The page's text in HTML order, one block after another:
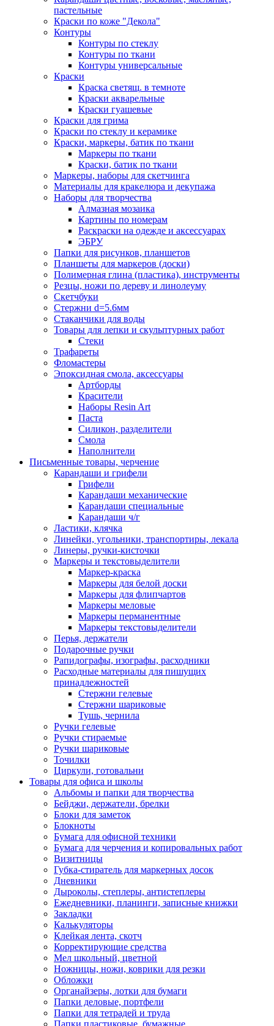
пастельные
Краски по коже "Декола"
Контуры
Контуры по стеклу
Контуры по ткани
Контуры универсальные
Краски
Краска светящ. в темноте
Краски акварельные
Краски гуашевые
Краски для грима
Краски по стеклу и керамике
Краски, маркеры, батик по ткани
Маркеры по ткани
Краски, батик по ткани
Маркеры, наборы для скетчинга
Материалы для кракелюра и декупажа
Наборы для творчества
Алмазная мозаика
Картины по номерам
Раскраски на одежде и аксессуарах
ЭБРУ
Папки для рисунков, планшетов
Планшеты для маркеров (доски)
Полимерная глина (пластика), инструменты
Резцы, ножи по дереву и линолеуму
Скетчбуки
Стержни d=5.6мм
Стаканчики для воды
Товары для лепки и скульптурных работ
Стеки
Трафареты
Фломастеры
Эпоксидная смола, аксессуары
Артборды
Красители
Наборы Resin Art
Паста
Силикон, разделители
Смола
Наполнители
Письменные товары, черчение
Карандаши и грифели
Грифели
Карандаши механические
Карандаши специальные
Карандаши ч/г
Ластики, клячка
Линейки, угольники, транспортиры, лекала
Линеры, ручки-кисточки
Маркеры и текстовыделители
Маркер-краска
Маркеры для белой доски
Маркеры для флипчартов
Маркеры меловые
Маркеры перманентные
Маркеры текстовыделители
Перья, держатели
Подарочные ручки
Рапидографы, изографы, расходники
Расходные материалы для пишущих
принадлежностей
Стержни гелевые
Стержни шариковые
Тушь, чернила
Ручки гелевые
Ручки стираемые
Ручки шариковые
Точилки
Циркули, готовальни
Товары для офиса и школы
Альбомы и папки для творчества
Бейджи, держатели, брелки
Блоки для заметок
Блокноты
Бумага для офисной техники
Бумага для черчения и копировальных работ
Визитницы
Губка-стиратель для маркерных досок
Дневники
Дыроколы, степлеры, антистеплеры
Ежедневники, планинги, записные книжки
Закладки
Калькуляторы
Клейкая лента, скотч
Корректирующие средства
Мел школьный, цветной
Ножницы, ножи, коврики для резки
Обложки
Органайзеры, лотки для бумаги
Папки деловые, портфели
Папки для тетрадей и труда
Папки пластиковые, бумажные